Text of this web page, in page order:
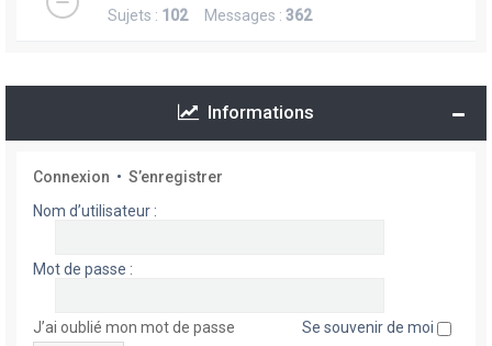
Sujets : 102Messages : 362
Informations
Connexion • S’enregistrer
Nom d’utilisateur :
Mot de passe :
J’ai oublié mon mot de passe Se souvenir de moi